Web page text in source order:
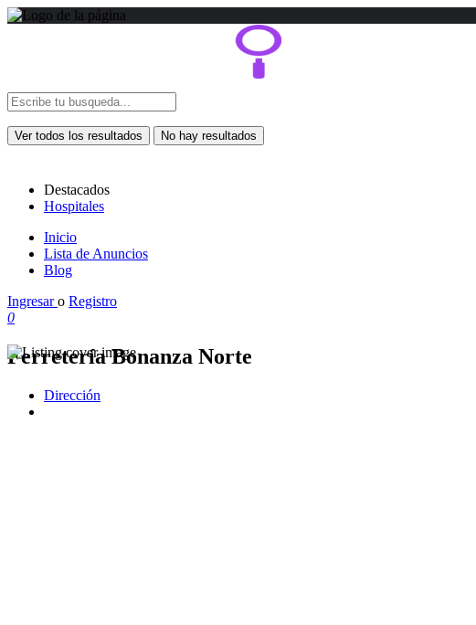
Ver todos los resultados No hay resultados
Destacados
Hospitales
Inicio
Lista de Anuncios
Blog
Ingresaro Registro
0
Ferretería Bonanza Norte
Dirección